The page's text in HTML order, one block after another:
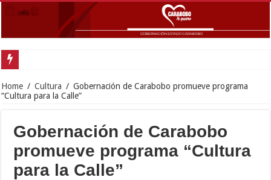
Home / Cultura / Gobernación de Carabobo promueve programa
“Cultura para la Calle”
Gobernación de Carabobo
promueve programa “Cultura
para la Calle”